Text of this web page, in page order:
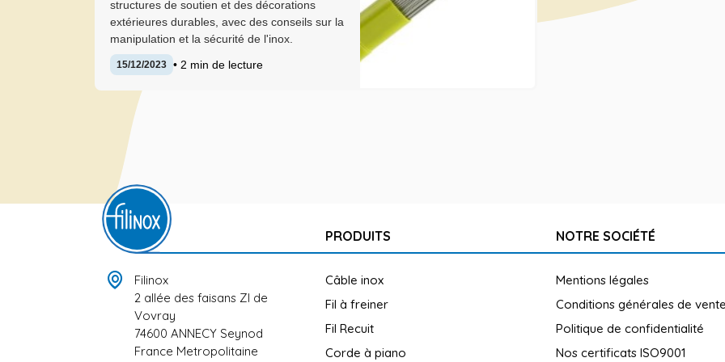
structures de soutien et des décorations
extérieures durables, avec des conseils sur la
manipulation et la sécurité de l'inox.
15/12/2023 • 2 min de lecture
Filinox
2 allée des faisans ZI de
Vovray
74600 ANNECY Seynod
France Metropolitaine
PRODUITS
Câble inox
Fil à freiner
Fil Recuit
Corde à piano
NOTRE SOCIÉTÉ
Mentions légales
Conditions générales de
Politique de confidentialité
Nos certificats ISO9001